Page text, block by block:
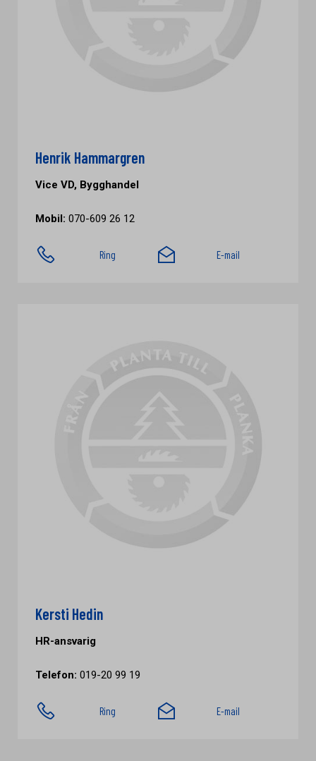
Henrik Hammargren
Vice VD, Bygghandel
Mobil: 070-609 26 12
Ring E-mail
Kersti Hedin
HR-ansvarig
Telefon: 019-20 99 19
Ring E-mail